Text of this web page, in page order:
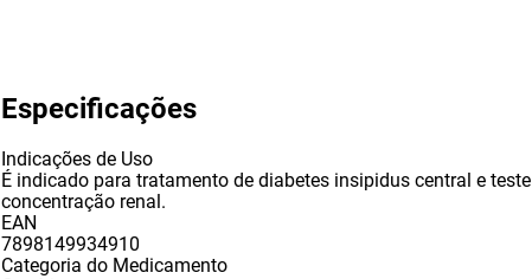
Especificações
Indicações de Uso
É indicado para tratamento de diabetes insipidus central e
concentração renal.
EAN
7898149934910
Categoria do Medicamento